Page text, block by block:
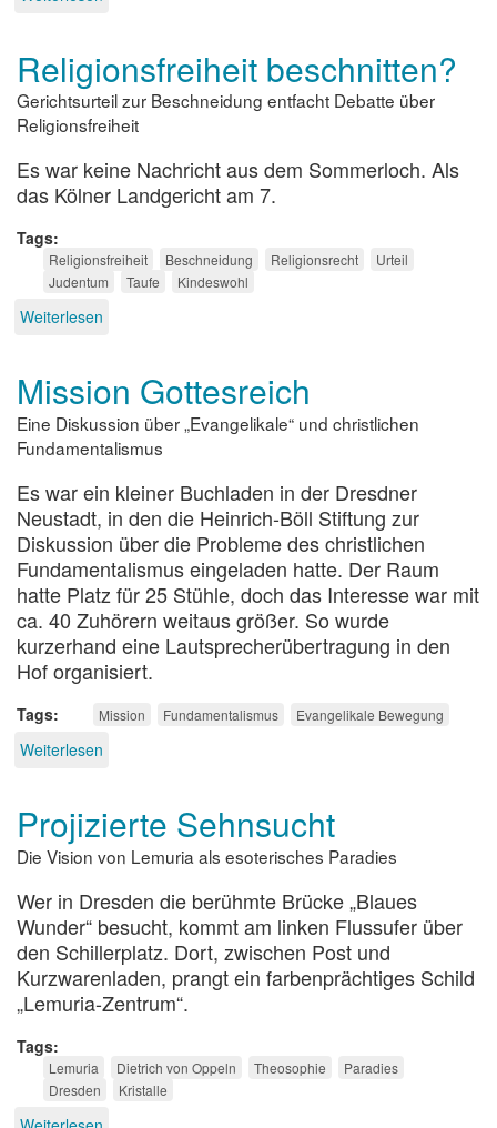
er
kommen…
Religionsfreiheit beschnitten?
Gerichtsurteil zur Beschneidung entfacht Debatte über
Religionsfreiheit
Es war keine Nachricht aus dem Sommerloch. Als
das Kölner Landgericht am 7.
Tags
Religionsfreiheit Beschneidung Religionsrecht
Urteil
Judentum
Taufe Kindeswohl
Weiterlesen
Mission Gottesreich
Eine Diskussion über „Evangelikale“ und christlichen
Fundamentalismus
Es war ein kleiner Buchladen in der Dresdner
Neustadt, in den die Heinrich-Böll Stiftung zur
Diskussion über die Probleme des christlichen
Fundamentalismus eingeladen hatte. Der Raum
hatte Platz für 25 Stühle, doch das Interesse war mit
ca. 40 Zuhörern weitaus größer. So wurde
kurzerhand eine Lautsprecherübertragung in den
Hof organisiert.
Tags Mission Fundamentalismus Evangelikale Bewegung
Weiterlesen
Projizierte Sehnsucht
Die Vision von Lemuria als esoterisches Paradies
Wer in Dresden die berühmte Brücke „Blaues
Wunder“ besucht, kommt am linken Flussufer über
den Schillerplatz. Dort, zwischen Post und
Kurzwarenladen, prangt ein farbenprächtiges Schild
„Lemuria-Zentrum“.
Tags
Lemuria Dietrich von Oppeln Theosophie
Paradies
Dresden
Kristalle